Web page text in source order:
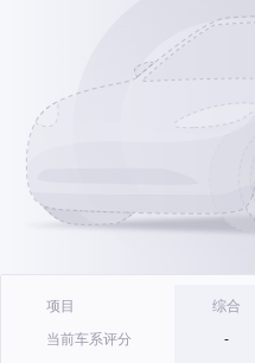
项目
当前车系评分
综合
-